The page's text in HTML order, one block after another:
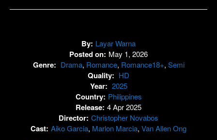
By: Layar Warna
Posted on: May 1, 2026
Genre: Drama, Romance, Romance18+, Semi
Quality: HD
Year: 2025
Country: Philippines
Release: 4 Apr 2025
Director: Christopher Novabos
Cast: Aiko Garcia, Marlon Marcia, Van Allen Ong